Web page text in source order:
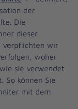
der
Die
dieser
verpflichten wir
woher
sie verwendet
So können Sie
mit dem